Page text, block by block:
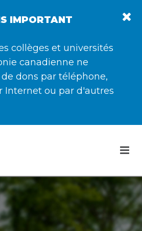
IMPORTANT
collèges et universités
canadienne ne
dons par téléphone,
Internet ou par d'autres